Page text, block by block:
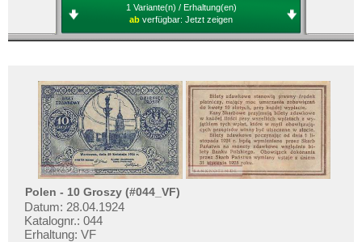
1 Variante(n) / Erhaltung(en)
ab verfügbar: Jetzt zeigen
Polen - 10 Groszy (#044_VF)
Datum: 28.04.1924
Katalognr.: 044
Erhaltung: VF